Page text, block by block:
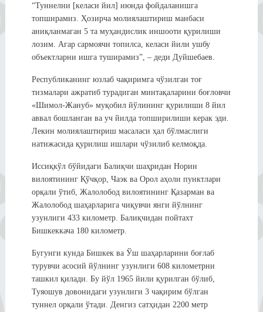
“Туннелни [келаси йил] июнда фойдаланишга
топширамиз. Ҳозирча молиялаштириш манбаси
аниқланмаган 5 та муҳандислик иншооти қурилиши
лозим. Агар сармоячи топилса, келаси йили ушбу
объектларни ишга туширамиз”, – деди Дуйшебаев.
Республиканинг юзлаб чақиримга чўзилган тоғ
тизмалари ажратиб турадиган минтақаларини боғловчи
«Шимол-Жануб» муқобил йўлининг қурилиши 8 йил
аввал бошланган ва уч йилда топширилиши керак эди.
Лекин молиялаштириш масаласи ҳал бўлмаслиги
натижасида қурилиш ишлари чўзилиб келмоқда.
Иссиқкўл бўйидаги Балиқчи шаҳридан Норин
вилоятининг Қўчқор, Чаэк ва Орол аҳоли пунктлари
орқали ўтиб, Жалолобод вилоятининг Қазарман ва
Жалолобод шаҳарларига чиқувчи янги йўлнинг
узунлиги 433 километр. Балиқчидан пойтахт
Бишкеккача 180 километр.
Бугунги кунда Бишкек ва Ўш шаҳарларини боғлаб
турувчи асосий йўлнинг узунлиги 608 километрни
ташкил қилади. Бу йўл 1965 йили қурилган бўлиб,
Туяошув довонидаги узунлиги 3 чақирим бўлган
туннел орқали ўтади. Денгиз сатҳидан 2200 метр